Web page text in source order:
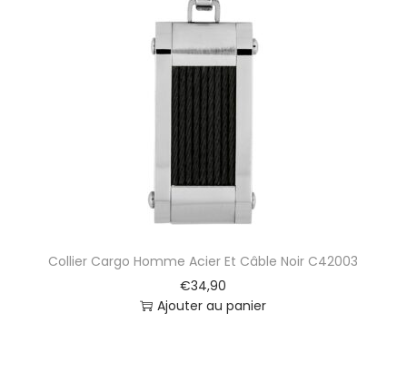
Collier Cargo Homme Acier Et Câble Noir C42003
€34,90
Ajouter au panier